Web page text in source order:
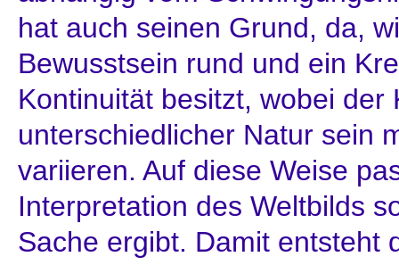
hat auch seinen Grund, da,
Bewusstsein rund und ein
Kontinuität besitzt, wobei der
unterschiedlicher Natur sein
variieren. Auf diese Weise
Interpretation des Weltbilds
Sache ergibt. Damit entsteht